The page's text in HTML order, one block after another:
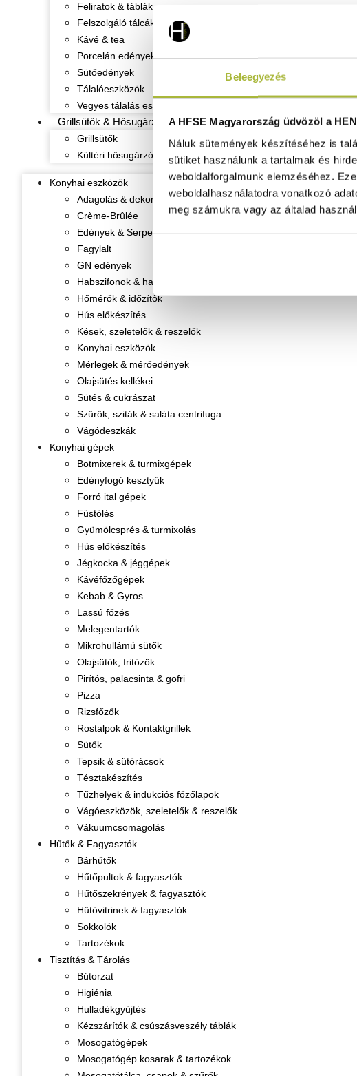
Beleegyezés
A HFSE Magyarország üdvözöl a
Náluk sütemények készítéséhez is
sütiket használunk a tartalmak és
weboldalforgalmunk elemzéséhez.
weboldalhasználatodra vonatkozó
meg számukra vagy az általad
Feliratok & táblák
Felszolgáló tálcák
Kávé & tea
Porcelán edények
Sütőedények
Tálalóeszközök
Vegyes tálalás eszközök
Grillsütők & Hősugárzók
Grillsütők
Kültéri hősugárzók
Konyhai eszközök
Adagolás & dekorálás
Crème-Brûlée
Edények & Serpenyők
Fagylalt
GN edények
Habszifonok & habpatronok
Hőmérők & időzítők
Hús előkészítés
Kések, szeletelők & reszelők
Konyhai eszközök
Mérlegek & mérőedények
Olajsütés kellékei
Sütés & cukrászat
Szűrők, sziták & saláta centrifuga
Vágódeszkák
Konyhai gépek
Botmixerek & turmixgépek
Edényfogó kesztyűk
Forró ital gépek
Füstölés
Gyümölcsprés & turmixolás
Hús előkészítés
Jégkocka & jéggépek
Kávéfőzőgépek
Kebab & Gyros
Lassú főzés
Melegentartók
Mikrohullámú sütők
Olajsütők, fritőzök
Pirítós, palacsinta & gofri
Pizza
Rizsfőzők
Rostalpok & Kontaktgrillek
Sütők
Tepsik & sütőrácsok
Tésztakészítés
Tűzhelyek & indukciós főzőlapok
Vágóeszközök, szeletelők & reszelők
Vákuumcsomagolás
Hűtők & Fagyasztók
Bárhűtők
Hűtőpultok & fagyasztók
Hűtőszekrények & fagyasztók
Hűtővitrinek & fagyasztók
Sokkolók
Tartozékok
Tisztítás & Tárolás
Bútorzat
Higiénia
Hulladékgyűjtés
Kézszárítók & csúszásveszély táblák
Mosogatógépek
Mosogatógép kosarak & tartozékok